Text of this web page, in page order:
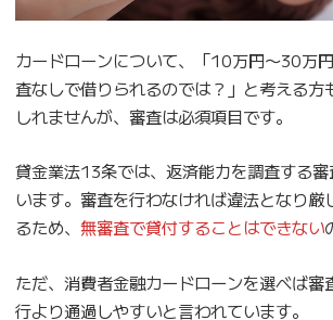
カードローンについて、「10万円〜30万
査なしで借りられるのでは？」と考える方
しれませんが、審査は必須項目です。
貸金業法13条では、返済能力を調査する
います。審査を行わなければ違法となり厳
るため、 無審査で貸付することはできない
ただ、消費者金融カードローンを選べば審
行より通過しやすいと言われています。